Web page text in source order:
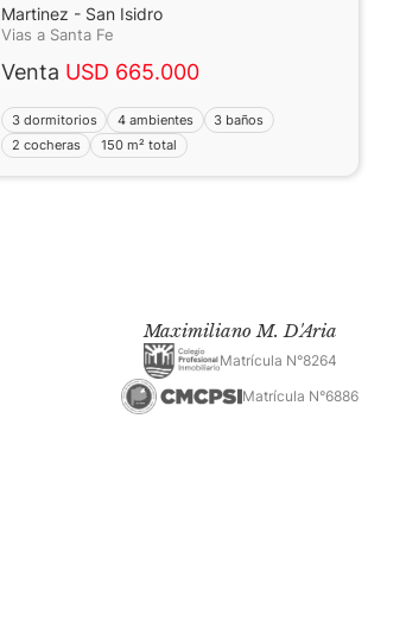
Martinez - San Isidro
Vias a Santa Fe
Venta USD 665.000
3 dormitorios 4 ambientes
3 baños
2 cocheras
150 m² total
Maximiliano M. D'Aria
Matrícula N°8264
Matrícula N°6886